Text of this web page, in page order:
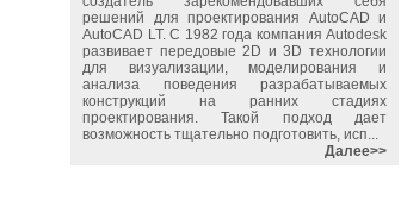
решений для проектирования AutoCAD и
AutoCAD LT. С 1982 года компания Autodesk
развивает передовые 2D и 3D технологии
для визуализации, моделирования и
анализа поведения разрабатываемых
конструкций на ранних стадиях
проектирования. Такой подход дает
возможность тщательно подготовить, исп...
Далее>>